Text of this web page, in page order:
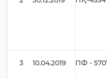
3 10.04.2019 ПФ -